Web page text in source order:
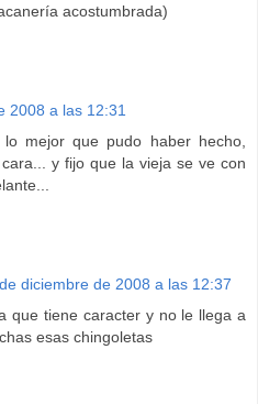
acostumbrada)
2008 a las 12:31
mejor que pudo haber hecho,
y fijo que la vieja se ve con
diciembre de 2008 a las 12:37
que tiene caracter y no le llega a
esas chingoletas